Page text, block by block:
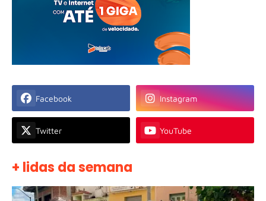
Facebook Instagram
Twitter YouTube
+ lidas da semana